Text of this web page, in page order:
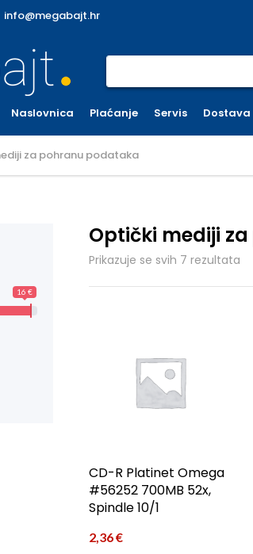
info@megabajt.hr
Naslovnica Plaćanje Servis Dostava
za pohranu podataka
Optički mediji
Prikazuje se svih 7 rezultata
CD-R Platinet Omega
#56252 700MB 52x,
Spindle 10/1
2,36€
16 €